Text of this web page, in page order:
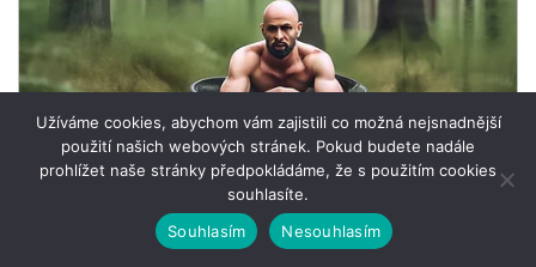
Užíváme cookies, abychom vám zajistili co možná nejsnadnější
použití našich webových stránek. Pokud budete nadále
prohlížet naše stránky předpokládáme, že s použitím cookies
souhlasíte.
Souhlasím
Nesouhlasím